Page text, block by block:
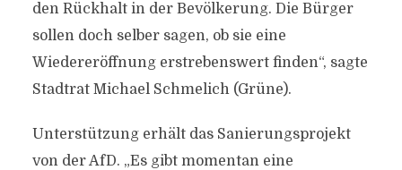
den Rückhalt in der Bevölkerung. Die Bürger
sollen doch selber sagen, ob sie eine
Wiedereröffnung erstrebenswert finden“, sagte
Stadtrat Michael Schmelich (Grüne).
Unterstützung erhält das Sanierungsprojekt
von der AfD. „Es gibt momentan eine